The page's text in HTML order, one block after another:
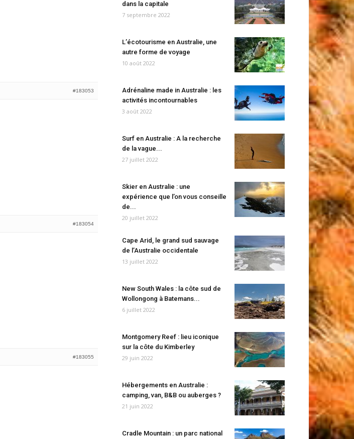
#183053
#183054
#183055
dans la capitale
7 septembre 2022
L’écotourisme en Australie, une
autre forme de voyage
10 août 2022
Adrénaline made in Australie : les
activités incontournables
3 août 2022
Surf en Australie : A la recherche
de la vague...
27 juillet 2022
Skier en Australie : une
expérience que l’on vous conseille
de...
20 juillet 2022
Cape Arid, le grand sud sauvage
de l’Australie occidentale
13 juillet 2022
New South Wales : la côte sud de
Wollongong à Batemans...
6 juillet 2022
Montgomery Reef : lieu iconique
sur la côte du Kimberley
29 juin 2022
Hébergements en Australie :
camping, van, B&B ou auberges ?
21 juin 2022
Cradle Mountain : un parc national